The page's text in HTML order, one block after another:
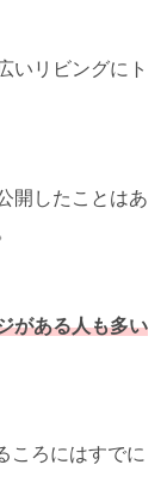
いリビングにト
開したことはあ
がある人も多い
ころにはすでに